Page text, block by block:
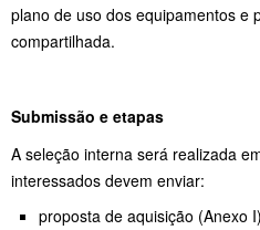
plano de uso dos equipamentos e
compartilhada.
Submissão e etapas
A seleção interna será realizada
interessados devem enviar:
proposta de aquisição (Anexo